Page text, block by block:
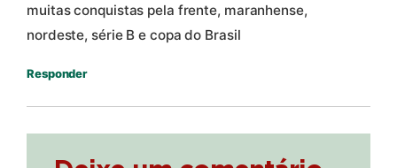
muitas conquistas pela frente, maranhense,
nordeste, série B e copa do Brasil
Responder